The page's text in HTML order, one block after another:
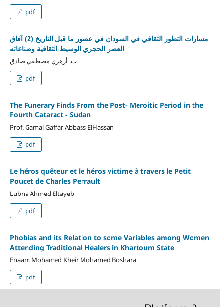
pdf
مسارات التطور الثقافي في السودان في عصور ما قبل التاريخ (2) آفاق
العصر الحجري الوسيط الثقافية وصناعاته
ب. أزهري مصطفي صادق
pdf
The Funerary Finds From the Post- Meroitic Period in the
Fourth Cataract - Sudan
Prof. Gamal Gaffar Abbass ElHassan
pdf
Le héros quêteur et le héros victime à travers le Petit
Poucet de Charles Perrault
Lubna Ahmed Eltayeb
pdf
Phobias and its Relation to some Variables among Women
Attending Traditional Healers in Khartoum State
Enaam Mohamed Kheir Mohamed Boshara
pdf